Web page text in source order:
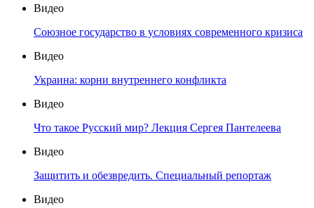
Видео
Союзное государство в условиях современного кризиса
Видео
Украина: корни внутреннего конфликта
Видео
Что такое Русский мир? Лекция Сергея Пантелеева
Видео
Защитить и обезвредить. Специальный репортаж
Видео